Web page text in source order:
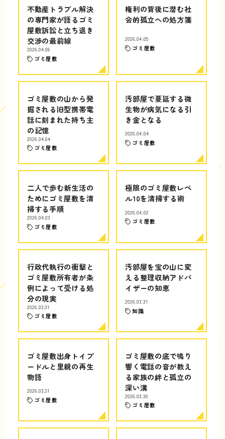
不動産トラブル解決
の専門家が語るゴミ
屋敷訴訟と立ち退き
交渉の最前線
2026.04.06
ゴミ屋敷
権利の背後に潜む社
会的孤立への処方箋
2026.04.05
ゴミ屋敷
ゴミ屋敷の山から発
掘される旧型携帯電
話に刻まれた持ち主
の記憶
2026.04.04
ゴミ屋敷
汚部屋で蔓延する微
生物が病気になる引
き金となる
2026.04.04
ゴミ屋敷
二人で歩む新生活の
ためにゴミ屋敷を清
掃する手順
2026.04.03
ゴミ屋敷
極限のゴミ屋敷レベ
ル10を清掃する術
2026.04.02
ゴミ屋敷
行政代執行の衝撃と
ゴミ屋敷所有者が条
例によって受ける処
分の現実
2026.03.31
ゴミ屋敷
汚部屋を宝の山に変
える整理収納アドバ
イザーの知恵
2026.03.31
知識
ゴミ屋敷出身トイプ
ードルと里親の再生
物語
2026.03.31
ゴミ屋敷
ゴミ屋敷の底で鳴り
響く電話の音が教え
る家族の絆と孤立の
深い溝
2026.03.30
ゴミ屋敷